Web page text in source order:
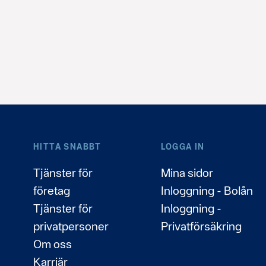
HITTA SNABBT
Tjänster för
företag
Tjänster för
privatpersoner
Om oss
Karriär
LOGGA IN
Mina sidor
Inloggning - Bolån
Inloggning -
Privatförsäkring